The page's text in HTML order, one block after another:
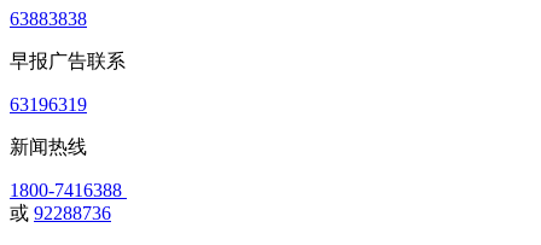
63883838
早报广告联系
63196319
新闻热线
1800-7416388
或 92288736